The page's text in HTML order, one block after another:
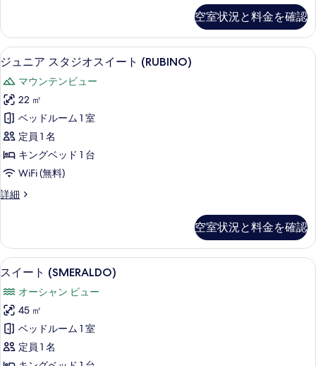
示
す
る
ー
ト
(AMBRA)
の
す
べ
て
の
写
真
示
す
る
ス
タ
ジ
ス
イ
ー
ト
(AMBRA)
の
詳
細
空室状況と料金を確認
ジ
ュ
ニ
ア
ス
タ
ジ
オ
ス
ー
ト
(RUBINO)
の
す
べ
て
高級寝具、羽毛の掛け布団、低反発
4
ジュニア スタジオスイート (RUBINO)
マウンテンビュー
22 ㎡
ベッドルーム 1 室
定員 1 名
キングベッド 1 台
WiFi (無料)
詳細
ジ
ス
タ
ジ
ス
イ
ー
ト
(RUBINO)
の
空室状況と料金を確認
ス
ー
ト
(SMERALDO)
の
高級寝具、羽毛の掛け布団、低反発
10
スイート (SMERALDO)
オーシャン ビュー
45 ㎡
ベッドルーム 1 室
定員 1 名